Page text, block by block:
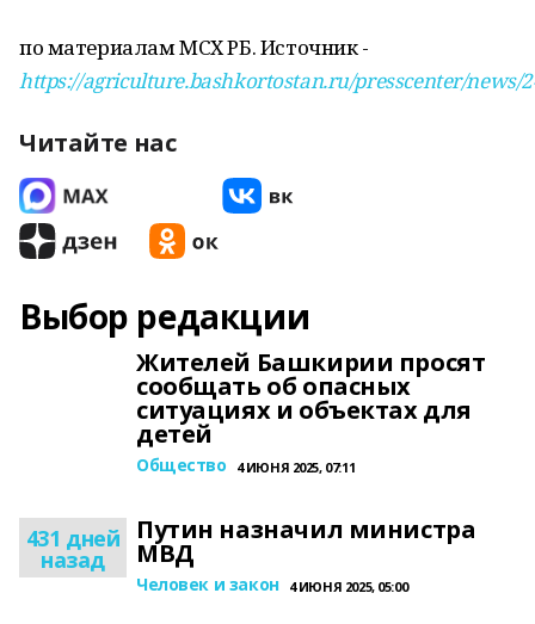
по материалам МСХ РБ. Источник -
https://agriculture.bashkortostan.ru/presscenter/news/
Читайте нас
Выбор редакции
Жителей Башкирии просят
сообщать об опасных
ситуациях и объектах для
детей
Общество 4 ИЮНЯ 2025, 07:11
431 дней
назад
Путин назначил министра
МВД
Человек и закон 4 ИЮНЯ 2025, 05:00